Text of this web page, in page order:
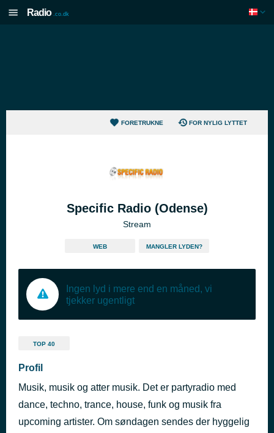
Radio .co.dk
FORETRUKNE FOR NYLIG LYTTET
Specific Radio (Odense)
Stream
WEB MANGLER LYDEN?
Ingen lyd i mere end en måned, vi
tjekker ugentligt
TOP 40
Profil
Musik, musik og atter musik. Det er partyradio med
dance, techno, trance, house, funk og musik fra
upcoming artister. Om søndagen sendes der hyggelig